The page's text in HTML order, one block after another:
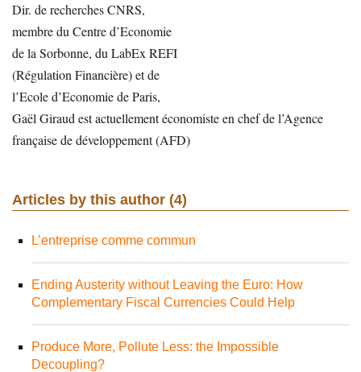
Dir. de recherches CNRS,
membre du Centre d’Economie
de la Sorbonne, du LabEx REFI
(Régulation Financière) et de
l’Ecole d’Economie de Paris,
Gaël Giraud est actuellement économiste en chef de l’Agence
française de développement (AFD)
Articles by this author (4)
L’entreprise comme commun
Ending Austerity without Leaving the Euro: How
Complementary Fiscal Currencies Could Help
Produce More, Pollute Less: the Impossible
Decoupling?